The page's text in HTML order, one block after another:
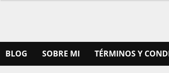
BLOG SOBRE MI TÉRMINOS Y